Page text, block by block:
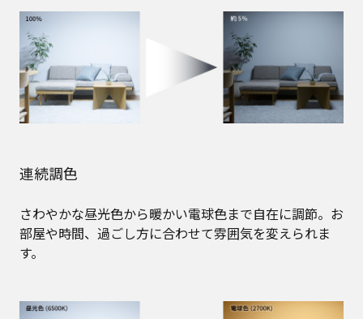
連続調色
さわやかな昼光色から暖かい電球色まで自在に調節。お
部屋や時間、過ごし方に合わせて雰囲気を変えられま
す。